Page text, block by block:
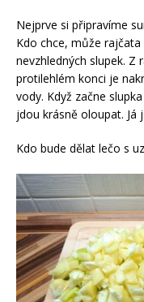
Nejprve si připravíme
Kdo chce, může
nevzhledných slupek.
protilehlém konci je
vody. Když začne
jdou krásně oloupat. Já
Kdo bude dělat lečo s